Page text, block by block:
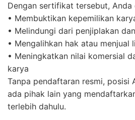
Dengan sertifikat tersebut, Anda
• Membuktikan kepemilikan
• Melindungi dari penjiplakan
• Mengalihkan hak atau menjual
• Meningkatkan nilai komersial
karya
Tanpa pendaftaran resmi, posisi
ada pihak lain yang
terlebih dahulu.